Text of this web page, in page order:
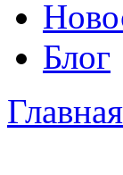
Блог
Главная